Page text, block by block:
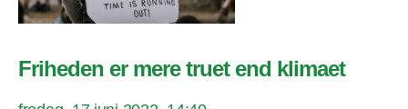
Friheden er mere truet end klimaet